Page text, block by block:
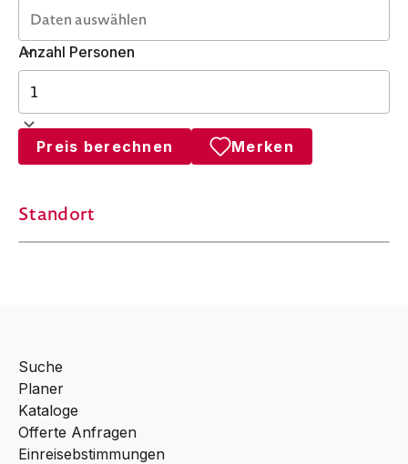
Anzahl Personen
Preis berechnen Merken
Standort
Suche
Planer
Kataloge
Offerte Anfragen
Einreisebstimmungen